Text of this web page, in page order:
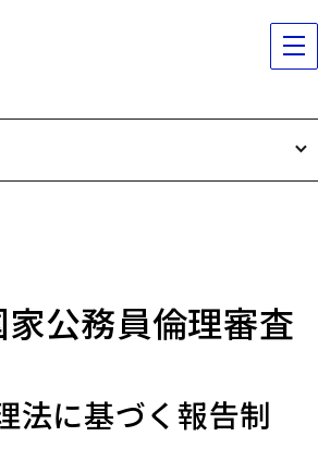
公務員倫理審査
に基づく報告制